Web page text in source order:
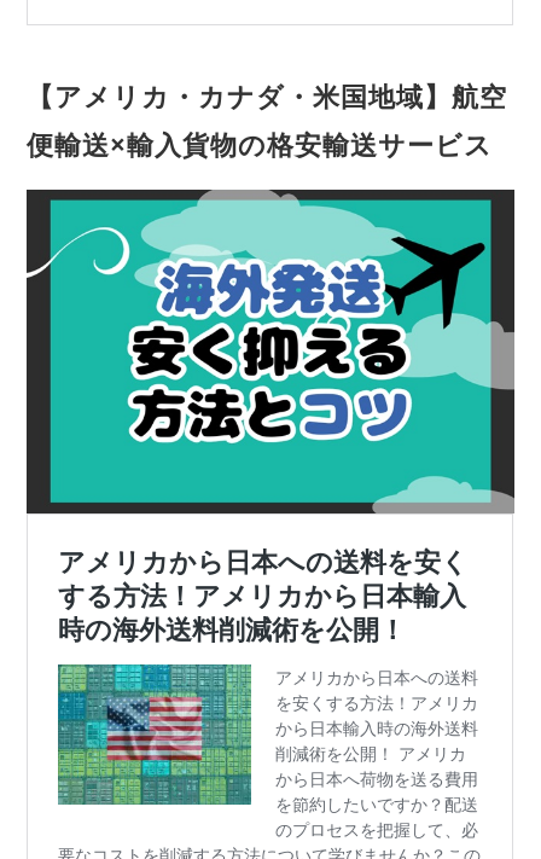
【アメリカ・カナダ・米国地域】航空
便輸送×輸入貨物の格安輸送サービス